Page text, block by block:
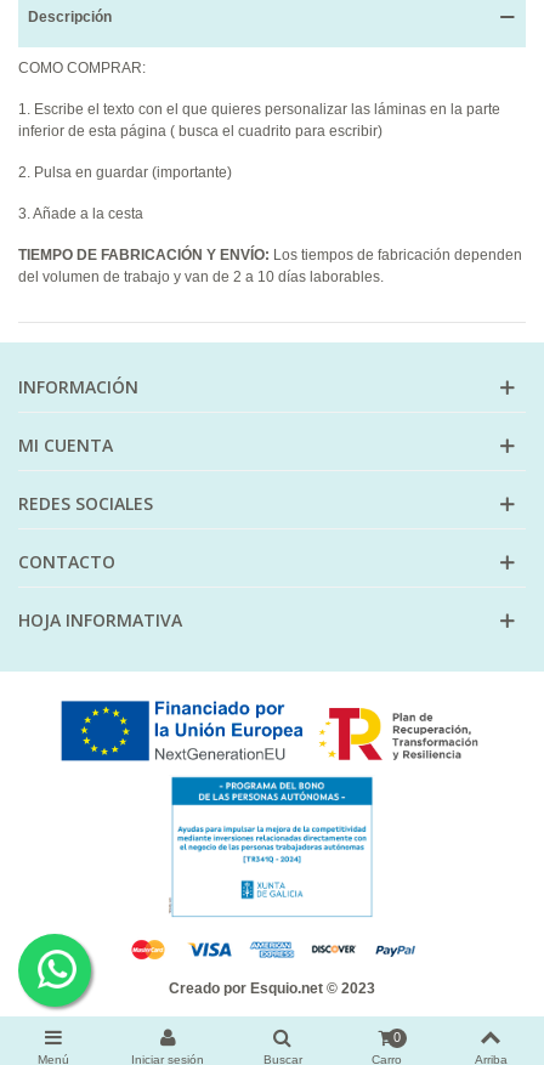
Descripción
COMO COMPRAR:
1. Escribe el texto con el que quieres personalizar las láminas en la parte
inferior de esta página ( busca el cuadrito para escribir)
2. Pulsa en guardar (importante)
3. Añade a la cesta
TIEMPO DE FABRICACIÓN Y ENVÍO: Los tiempos de fabricación dependen
del volumen de trabajo y van de 2 a 10 días laborables.
INFORMACIÓN
MI CUENTA
REDES SOCIALES
CONTACTO
HOJA INFORMATIVA
Creado por Esquio.net © 2023
Menú Iniciar sesión Buscar Carro
0
Arriba